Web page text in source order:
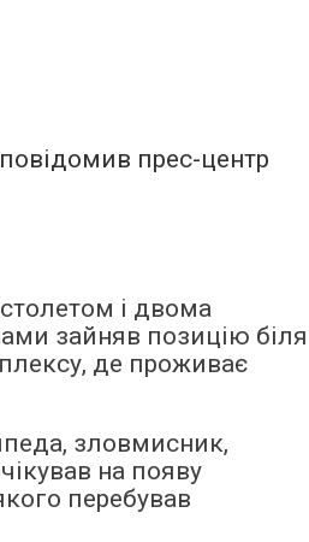
прес-центр
і двома
зайняв позицію біля
де проживає
зловмисник,
на появу
перебував